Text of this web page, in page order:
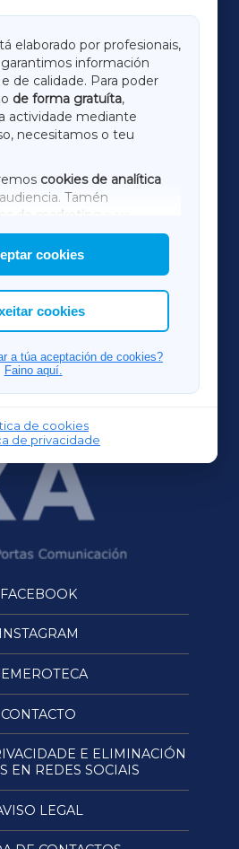
elaborado por profesionais,
información
de calidade. Para poder
de forma gratuíta,
actividade mediante
necesitamos o teu
cookies de analítica
Tamén
de marketing
de terceiros.
a elección das
permitir.
cookies
cookies
a túa aceptación de cookies?
Faino aquí.
de cookies
de privacidade
LUGOXA
AMARIÑAXA
ACORUÑAXA
FERROLXA
FACEBOOK
INSTAGRAM
CONTACTO
E ELIMINACIÓN
EN REDES SOCIAIS
LEGAL